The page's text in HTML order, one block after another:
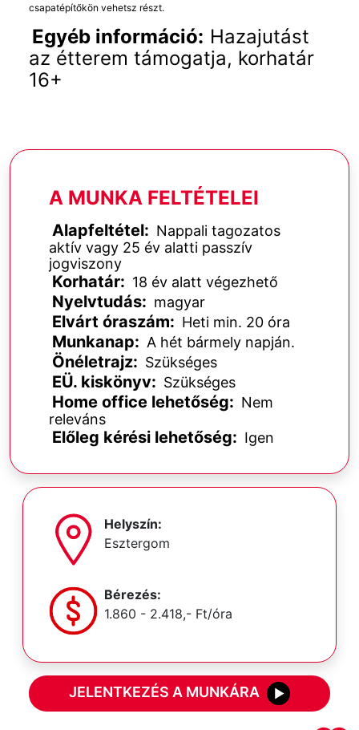
csapatépítőkön vehetsz részt.
Egyéb információ: Hazajutást
az étterem támogatja, korhatár
16+
A MUNKA FELTÉTELEI
Alapfeltétel: Nappali tagozatos
aktív vagy 25 év alatti passzív
jogviszony
Korhatár: 18 év alatt végezhető
Nyelvtudás: magyar
Elvárt óraszám: Heti min. 20 óra
Munkanap: A hét bármely napján.
Önéletrajz: Szükséges
EÜ. kiskönyv: Szükséges
Home office lehetőség: Nem
releváns
Előleg kérési lehetőség: Igen
Helyszín:
Esztergom
Bérezés:
1.860 - 2.418,- Ft/óra
JELENTKEZÉS A MUNKÁRA